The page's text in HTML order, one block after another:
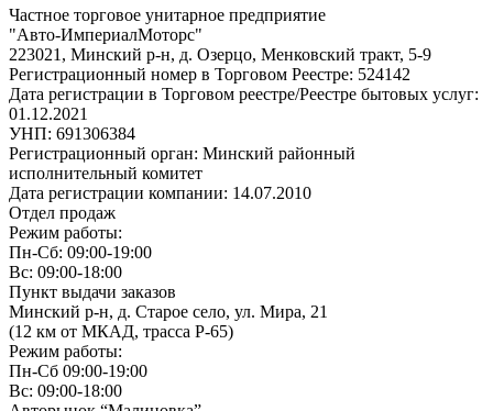
Частное торговое унитарное предприятие
"Авто-ИмпериалМоторс"
223021, Минский р-н, д. Озерцо, Менковский тракт, 5-9
Регистрационный номер в Торговом Реестре: 524142
Дата регистрации в Торговом реестре/Реестре бытовых услуг:
01.12.2021
УНП: 691306384
Регистрационный орган: Минский районный
исполнительный комитет
Дата регистрации компании: 14.07.2010
Отдел продаж
Режим работы:
Пн-Сб: 09:00-19:00
Вс: 09:00-18:00
Пункт выдачи заказов
Минский р-н, д. Старое село, ул. Мира, 21
(12 км от МКАД, трасса P-65)
Режим работы:
Пн-Сб 09:00-19:00
Вс: 09:00-18:00